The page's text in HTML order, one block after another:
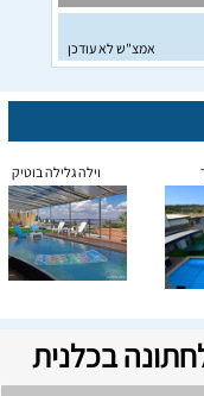
אמצ"ש לא עודכן
וילה גלילה בוטיק
בכלנית